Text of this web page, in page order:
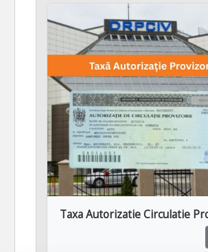
Taxa Autorizatie Circulatie